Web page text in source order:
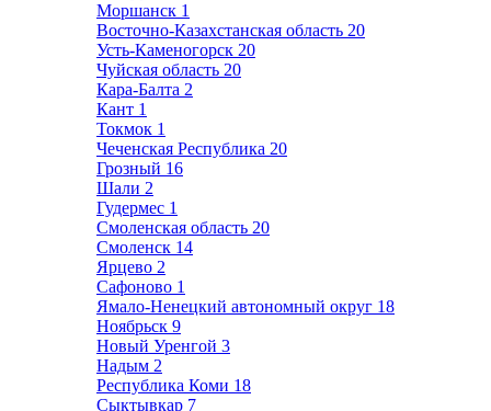
Моршанск 1
Восточно-Казахстанская область 20
Усть-Каменогорск 20
Чуйская область 20
Кара-Балта 2
Кант 1
Токмок 1
Чеченская Республика 20
Грозный 16
Шали 2
Гудермес 1
Смоленская область 20
Смоленск 14
Ярцево 2
Сафоново 1
Ямало-Ненецкий автономный округ 18
Ноябрьск 9
Новый Уренгой 3
Надым 2
Республика Коми 18
Сыктывкар 7